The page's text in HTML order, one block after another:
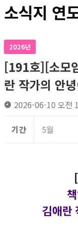
소식지 연
2026년
[191호][소모
란 작가의 안
2026-06-10 오전
기간 5월
김애란